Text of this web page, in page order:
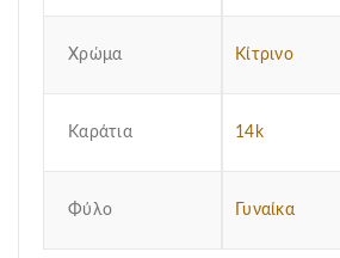
Χρώμα Κίτρινο
Καράτια 14k
Φύλο Γυναίκα